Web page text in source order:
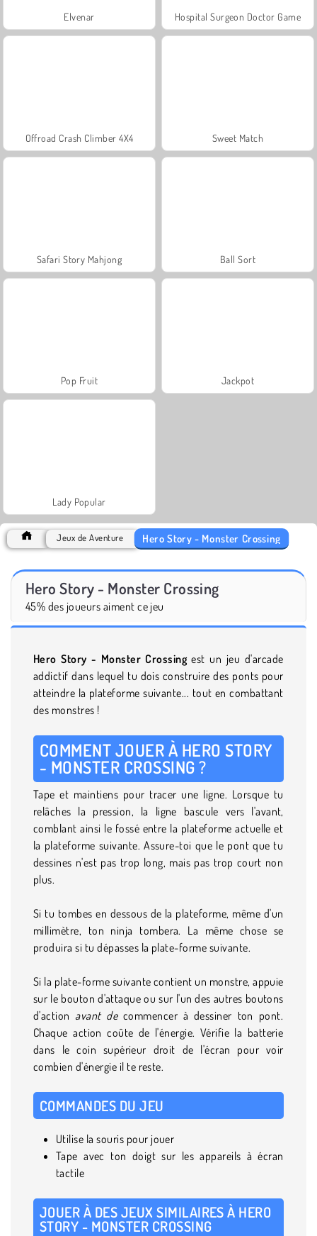
Elvenar Hospital Surgeon Doctor Game
Offroad Crash Climber 4X4 Sweet Match
Safari Story Mahjong Ball Sort
Pop Fruit Jackpot
Lady Popular
Jeux de Aventure Hero Story - Monster Crossing
Hero Story - Monster Crossing
45% des joueurs aiment ce jeu
Hero Story - Monster Crossingest un jeu d'arcade
addictif dans lequel tu dois construire des ponts pour
atteindre la plateforme suivante... tout en combattant
des monstres !
COMMENT JOUER À HERO STORY
- MONSTER CROSSING ?
Tape et maintiens pour tracer une ligne. Lorsque tu
relâches la pression, la ligne bascule vers l'avant,
comblant ainsi le fossé entre la plateforme actuelle et
la plateforme suivante. Assure-toi que le pont que tu
dessines n'est pas trop long, mais pas trop court non
plus.
Si tu tombes en dessous de la plateforme, même d'un
millimètre, ton ninja tombera. La même chose se
produira si tu dépasses la plate-forme suivante.
Si la plate-forme suivante contient un monstre, appuie
sur le bouton d'attaque ou sur l'un des autres boutons
d'action avant decommencer à dessiner ton pont.
Chaque action coûte de l'énergie. Vérifie la batterie
dans le coin supérieur droit de l'écran pour voir
combien d'énergie il te reste.
COMMANDES DU JEU
Utilise la souris pour jouer
Tape avec ton doigt sur les appareils à écran
tactile
JOUER À DES JEUX SIMILAIRES À HERO
STORY - MONSTER CROSSING